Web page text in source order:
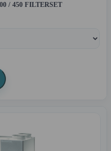
/ 450 FILTERSET